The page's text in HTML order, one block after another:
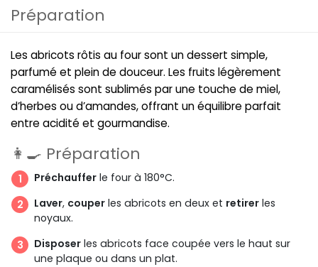
Préparation
Les abricots rôtis au four sont un dessert simple,
parfumé et plein de douceur. Les fruits légèrement
caramélisés sont sublimés par une touche de miel,
d’herbes ou d’amandes, offrant un équilibre parfait
entre acidité et gourmandise.
👩‍🍳 Préparation
Préchauffer le four à 180°C.
Laver, couper les abricots en deux et retirer les
noyaux.
Disposer les abricots face coupée vers le haut sur
une plaque ou dans un plat.